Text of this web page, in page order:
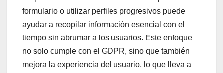
formulario o utilizar perfiles progresivos puede
ayudar a recopilar información esencial con el
tiempo sin abrumar a los usuarios. Este enfoque
no solo cumple con el GDPR, sino que también
mejora la experiencia del usuario, lo que lleva a